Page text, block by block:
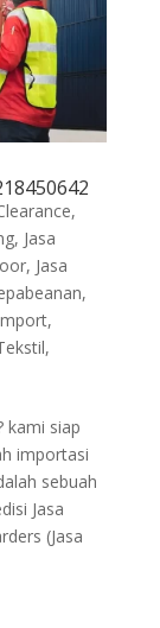
,
, Jasa
, Jasa
,
,
,
kami siap
importasi
sebuah
Jasa
(Jasa